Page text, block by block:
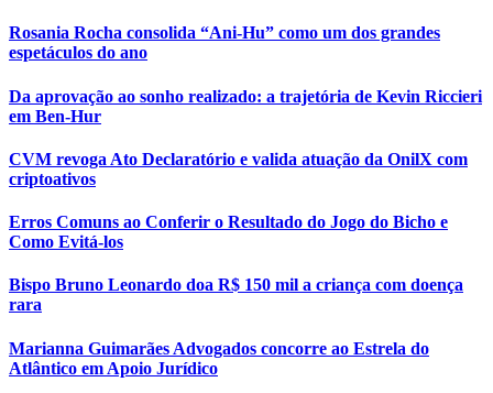
Rosania Rocha consolida “Ani-Hu” como um dos grandes
espetáculos do ano
Da aprovação ao sonho realizado: a trajetória de Kevin Riccieri
em Ben-Hur
CVM revoga Ato Declaratório e valida atuação da OnilX com
criptoativos
Erros Comuns ao Conferir o Resultado do Jogo do Bicho e
Como Evitá-los
Bispo Bruno Leonardo doa R$ 150 mil a criança com doença
rara
Marianna Guimarães Advogados concorre ao Estrela do
Atlântico em Apoio Jurídico